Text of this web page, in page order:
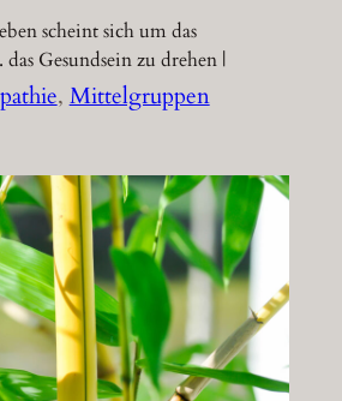
scheint sich um das
Gesundsein zu drehen |
, Mittelgruppen